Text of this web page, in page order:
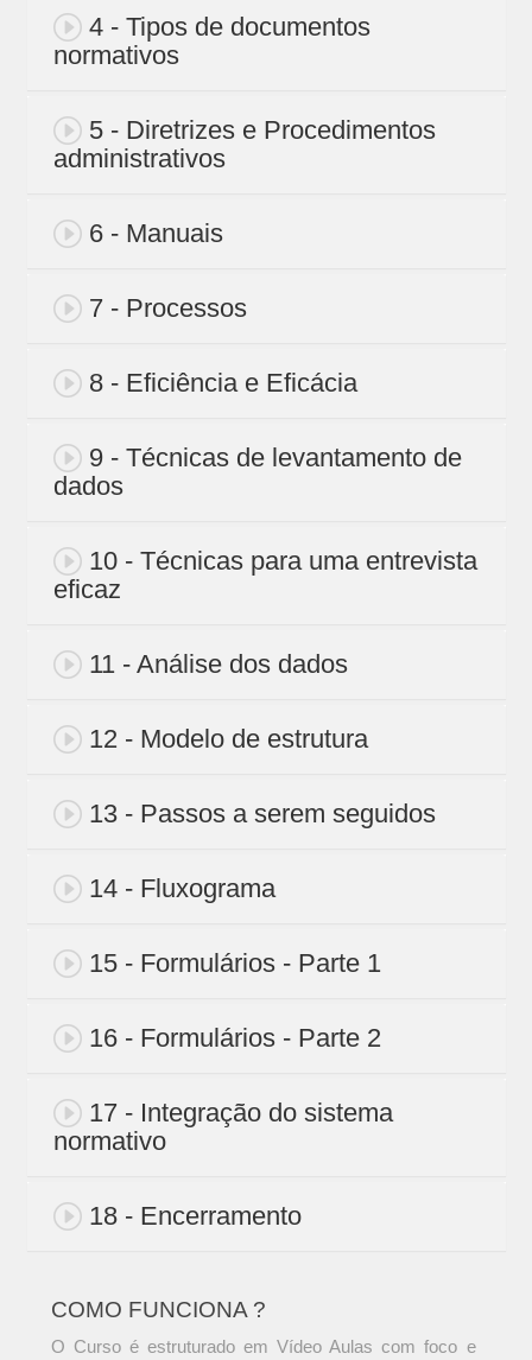
4 - Tipos de documentos
normativos
5 - Diretrizes e Procedimentos
administrativos
6 - Manuais
7 - Processos
8 - Eficiência e Eficácia
9 - Técnicas de levantamento de
dados
10 - Técnicas para uma entrevista
eficaz
11 - Análise dos dados
12 - Modelo de estrutura
13 - Passos a serem seguidos
14 - Fluxograma
15 - Formulários - Parte 1
16 - Formulários - Parte 2
17 - Integração do sistema
normativo
18 - Encerramento
COMO FUNCIONA ?
O Curso é estruturado em Vídeo Aulas com foco e